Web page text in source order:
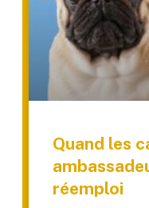
Quand les
réemploi